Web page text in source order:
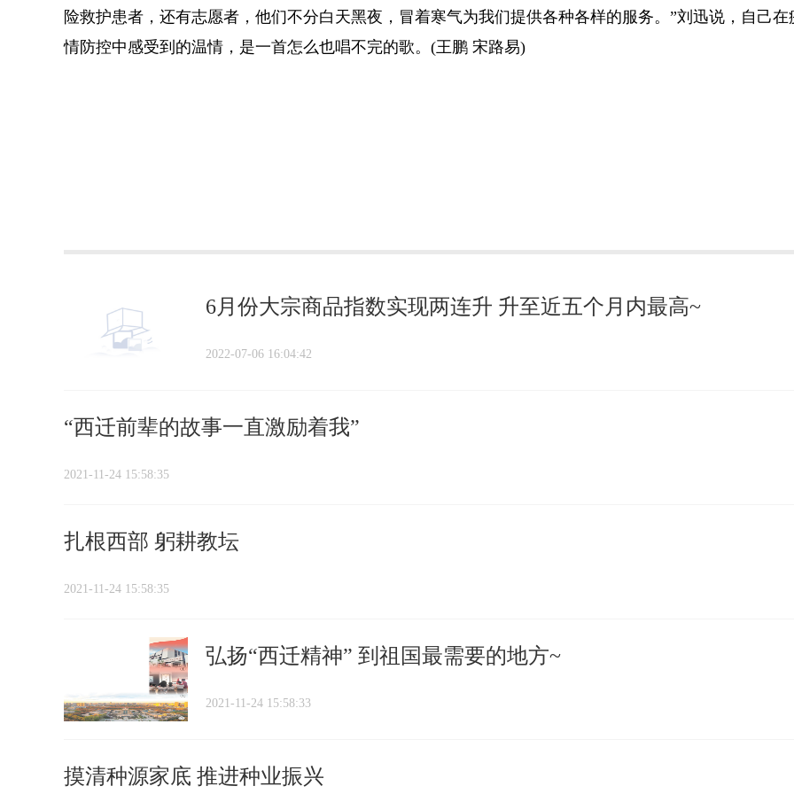
险救护患者，还有志愿者，他们不分白天黑夜，冒着寒气为我们提供各种各样的服务。”刘迅说，自己在
情防控中感受到的温情，是一首怎么也唱不完的歌。(王鹏 宋路易)
6月份大宗商品指数实现两连升 升至近五个月内最高~
2022-07-06 16:04:42
“西迁前辈的故事一直激励着我”
2021-11-24 15:58:35
扎根西部 躬耕教坛
2021-11-24 15:58:35
弘扬“西迁精神” 到祖国最需要的地方~
2021-11-24 15:58:33
摸清种源家底 推进种业振兴